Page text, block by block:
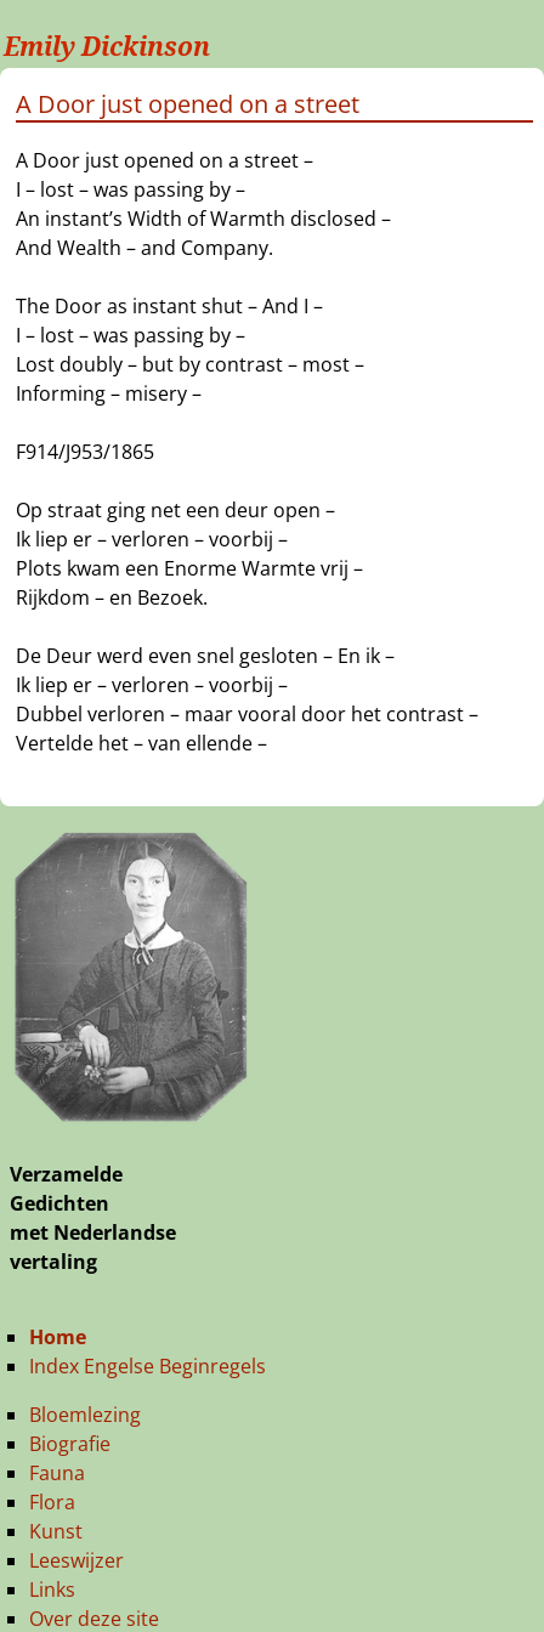
Emily Dickinson
A Door just opened on a street
A Door just opened on a street –
I – lost – was passing by –
An instant’s Width of Warmth disclosed –
And Wealth – and Company.
The Door as instant shut – And I –
I – lost – was passing by –
Lost doubly – but by contrast – most –
Informing – misery –
F914/J953/1865
Op straat ging net een deur open –
Ik liep er – verloren – voorbij –
Plots kwam een Enorme Warmte vrij –
Rijkdom – en Bezoek.
De Deur werd even snel gesloten – En ik –
Ik liep er – verloren – voorbij –
Dubbel verloren – maar vooral door het contrast –
Vertelde het – van ellende –
Verzamelde
Gedichten
met Nederlandse
vertaling
Home
Index Engelse Beginregels
Bloemlezing
Biografie
Fauna
Flora
Kunst
Leeswijzer
Links
Over deze site